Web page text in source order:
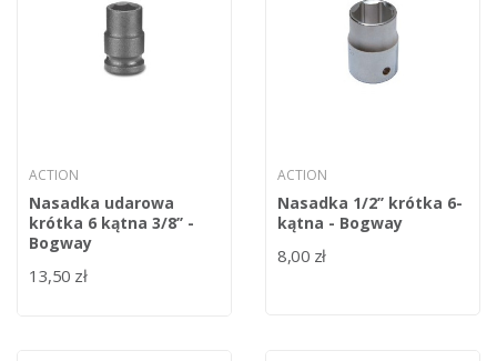
ACTION
Nasadka udarowa
krótka 6 kątna 3/8’’ -
Bogway
13,50 zł
ACTION
Nasadka 1/2’’ krótka 6-
kątna - Bogway
8,00 zł